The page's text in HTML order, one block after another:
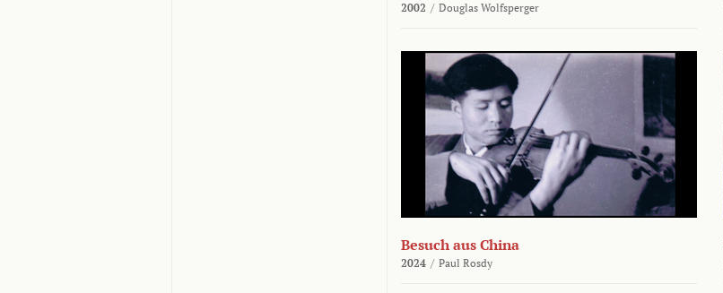
2002 / Douglas Wolfsperger
Besuch aus China
2024 / Paul Rosdy